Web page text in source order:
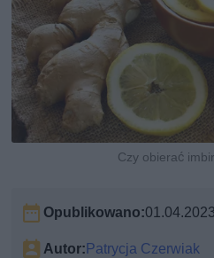
Czy obierać
Opublikowano:01.04.2023
Autor:Patrycja Czerwiak